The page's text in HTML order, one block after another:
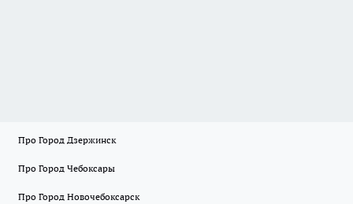
Про Город Дзержинск
Про Город Чебоксары
Про Город Новочебоксарск